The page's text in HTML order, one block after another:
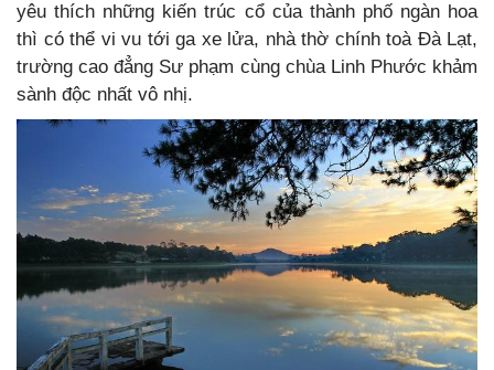
yêu thích những kiến trúc cổ của thành phố ngàn hoa
thì có thể vi vu tới ga xe lửa, nhà thờ chính toà Đà Lạt,
trường cao đẳng Sư phạm cùng chùa Linh Phước khảm
sành độc nhất vô nhị.